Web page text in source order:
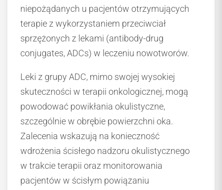
niepożądanych u pacjentów otrzymujących
terapie z wykorzystaniem przeciwciał
sprzężonych z lekami (antibody-drug
conjugates, ADCs) w leczeniu nowotworów.
Leki z grupy ADC, mimo swojej wysokiej
skuteczności w terapii onkologicznej, mogą
powodować powikłania okulistyczne,
szczególnie w obrębie powierzchni oka.
Zalecenia wskazują na konieczność
wdrożenia ścisłego nadzoru okulistycznego
w trakcie terapii oraz monitorowania
pacjentów w ścisłym powiązaniu